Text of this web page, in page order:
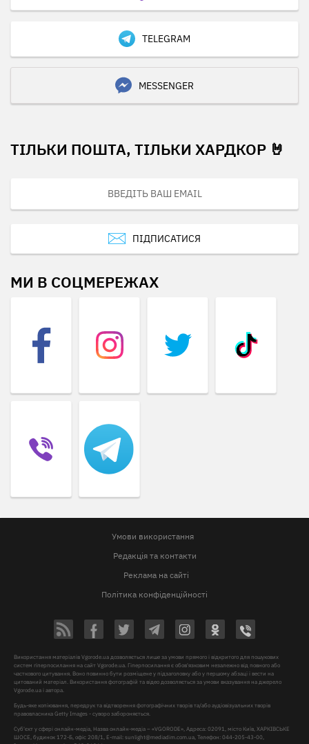
TELEGRAM
MESSENGER
ТІЛЬКИ ПОШТА, ТІЛЬКИ ХАРДКОР 🤘
ПІДПИСАТИСЯ
МИ В СОЦМЕРЕЖАХ
Умови використання
Редакція та контакти
Реклама на сайті
Політика конфіденційності
Використання матеріалів Vgorode.ua дозволяється лише за умови прямого і відкритого для пошукових
систем гіперпосилання на сайт Vgorode.ua. Гіперпосилання є обов'язковим незалежно від повного або
часткового цитування. Воно повинно бути розміщене у підзаголовку або у першому абзаці і вести на
цитований матеріал. Використання фотографій та відео дозволяється за умови вказування на джерело
Vgorode.ua і автора.
Будь-яке копіювання, передрук та відтворення фотографічних творів та/або аудіовізуальних творів
правовласника Getty Images - суворо забороняється.
Суб'єкт у сфері онлайн-медіа, Назва онлайн-медіа – «VGORODE», Адреса: 02091, місто Київ, ХАРКІВСЬКЕ
ШОСЕ, будинок 172-Б, офіс 208/1, E-mail:sunlight@mediadim.com.ua, Телефон: 044-205-43-00,